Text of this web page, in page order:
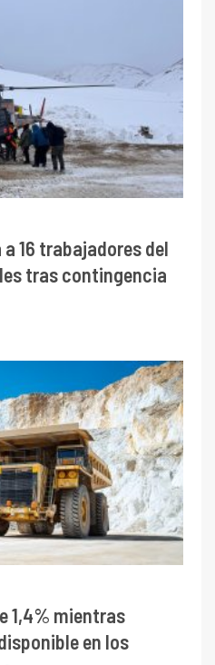
16 trabajadores del
tras contingencia
1,4% mientras
en los